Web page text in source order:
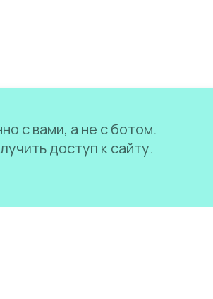
с вами, а не с ботом.
доступ к сайту.